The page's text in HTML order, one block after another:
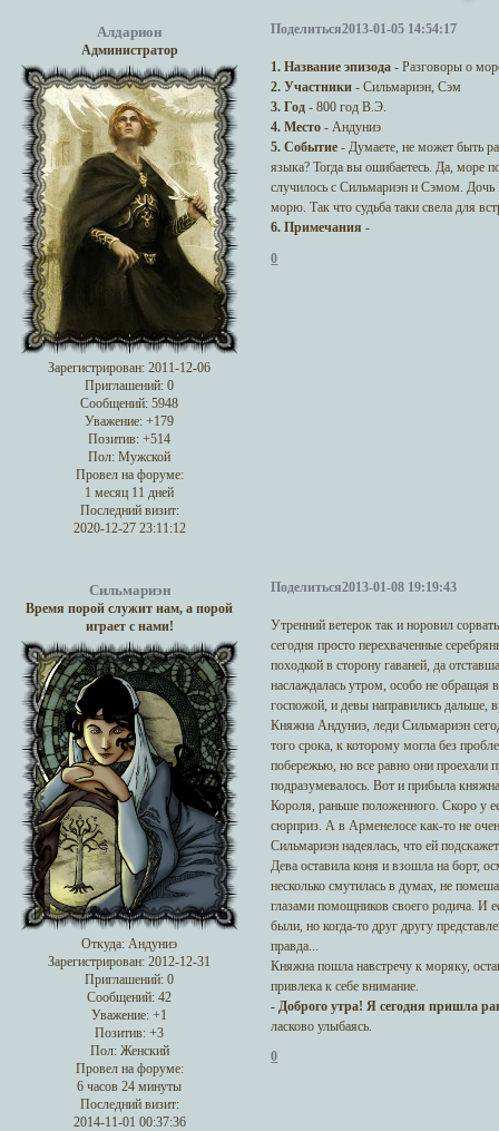
Поделиться2013-01-05 14:54:17
Алдарион
Администратор
Зарегистрирован: 2011-12-06
Приглашений: 0
Сообщений: 5948
Уважение: +179
Позитив: +514
Пол: Мужской
Провел на форуме:
1 месяц 11 дней
Последний визит:
2020-12-27 23:11:12
1. Название эпизода - Разговоры о
2. Участники - Сильмариэн, Сэм
3. Год - 800 год В.Э.
4. Место - Андуниэ
5. Событие - Думаете, не может быть
языка? Тогда вы ошибаетесь. Да, море
случилось с Сильмариэн и Сэмом. Дочь
морю. Так что судьба таки свела для
6. Примечания -
0
Поделиться2013-01-08 19:19:43
Сильмариэн
Время порой служит нам, а порой
играет с нами!
Откуда: Андуниэ
Зарегистрирован: 2012-12-31
Приглашений: 0
Сообщений: 42
Уважение: +1
Позитив: +3
Пол:Женский
Провел на форуме:
6 часов 24 минуты
Последний визит:
2014-11-01 00:37:36
Утренний ветерок так и норовил
сегодня просто перехваченные
походкой в сторону гаваней, да
наслаждалась утром, особо не обращая
госпожой, и девы направились дальше,
Княжна Андуниэ, леди Сильмариэн
того срока, к которому могла без
побережью, но все равно они проехали
подразумевалось. Вот и прибыла
Короля, раньше положенного. Скоро у
сюрприз. А в Арменелосе как-то не
Сильмариэн надеялась, что ей
Дева оставила коня и взошла на борт,
несколько смутилась в думах, не
глазами помощников своего родича. И
были, но когда-то друг другу
правда...
Княжна пошла навстречу к моряку,
привлека к себе внимание.
- Доброго утра! Я сегодня пришла
ласково улыбаясь.
0